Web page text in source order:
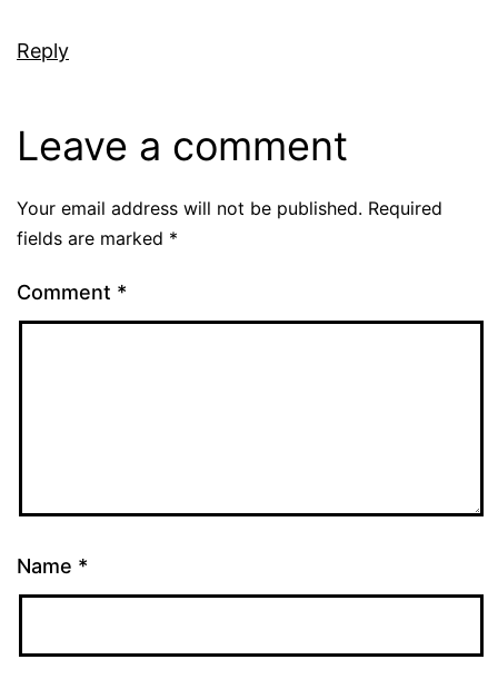
Reply
Leave a comment
Your email address will not be published. Required
fields are marked *
Comment *
Name *